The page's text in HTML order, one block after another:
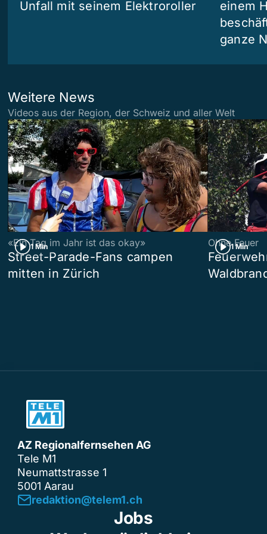
Unfall mit seinem Elektroroller
einem
ganze
Weitere News
Videos aus der Region, der Schweiz und aller Welt
1 Min
«Ein Tag im Jahr ist das okay»
Street-Parade-Fans campen
mitten in Zürich
1 Min
Ohne Feuer
AZ Regionalfernsehen AG
Tele M1
Neumattstrasse 1
5001 Aarau
redaktion@telem1.ch
Jobs